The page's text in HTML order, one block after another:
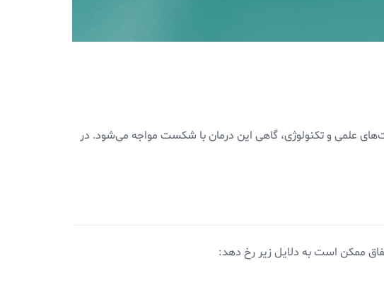
علمی و تکنولوژی، گاهی این درمان با شکست مواجه می‌شود. در
ممکن است به دلایل زیر رخ دهد: